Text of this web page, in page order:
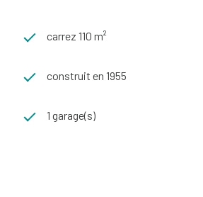
carrez 110 m²
construit en 1955
1 garage(s)